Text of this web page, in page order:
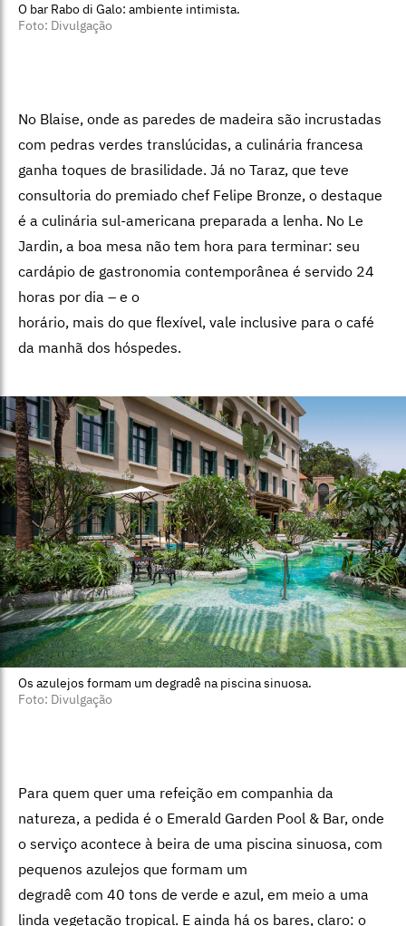
O bar Rabo di Galo: ambiente intimista.
Foto: Divulgação
No Blaise, onde as paredes de madeira são incrustadas
com pedras verdes translúcidas, a culinária francesa
ganha toques de brasilidade. Já no Taraz, que teve
consultoria do premiado chef Felipe Bronze, o destaque
é a culinária sul-americana preparada a lenha. No Le
Jardin, a boa mesa não tem hora para terminar: seu
cardápio de gastronomia contemporânea é servido 24
horas por dia – e o
horário, mais do que flexível, vale inclusive para o café
da manhã dos hóspedes.
Os azulejos formam um degradê na piscina sinuosa.
Foto: Divulgação
Para quem quer uma refeição em companhia da
natureza, a pedida é o Emerald Garden Pool & Bar, onde
o serviço acontece à beira de uma piscina sinuosa, com
pequenos azulejos que formam um
degradê com 40 tons de verde e azul, em meio a uma
linda vegetação tropical. E ainda há os bares, claro: o